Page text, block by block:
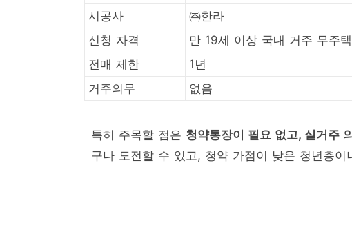
시공사
㈜한라
신청 자격
만 19세 이상 국내 거주 무주
전매 제한
1년
거주의무
없음
특히 주목할 점은 청약통장이 필요 없고, 실거주
구나 도전할 수 있고, 청약 가점이 낮은 청년층